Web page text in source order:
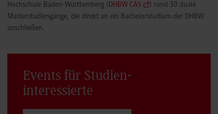
Hochschule Baden-Württemberg (DHBW CAS
) rund 30 duale
Masterstudiengänge, die direkt an ein Bachelorstudium der DHBW
anschließen.
Events für Studien­
interessierte